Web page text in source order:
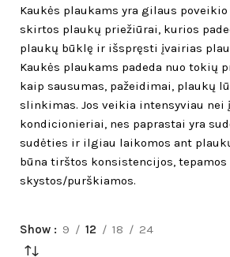
Kaukės plaukams yra gilaus
skirtos plaukų priežiūrai, kurios
plaukų būklę ir išspręsti įvairias
Kaukės plaukams padeda nuo tokių
kaip sausumas, pažeidimai, plaukų
slinkimas. Jos veikia intensyviau nei
kondicionieriai, nes paprastai yra
sudėties ir ilgiau laikomos ant
būna tirštos konsistencijos, tepamos
skystos/purškiamos.
Show 9 12 18 24